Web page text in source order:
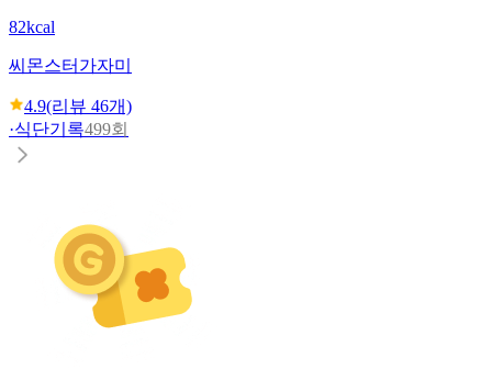
82kcal
씨몬스터 가자미
4.9(리뷰 46개)
·식단기록499회